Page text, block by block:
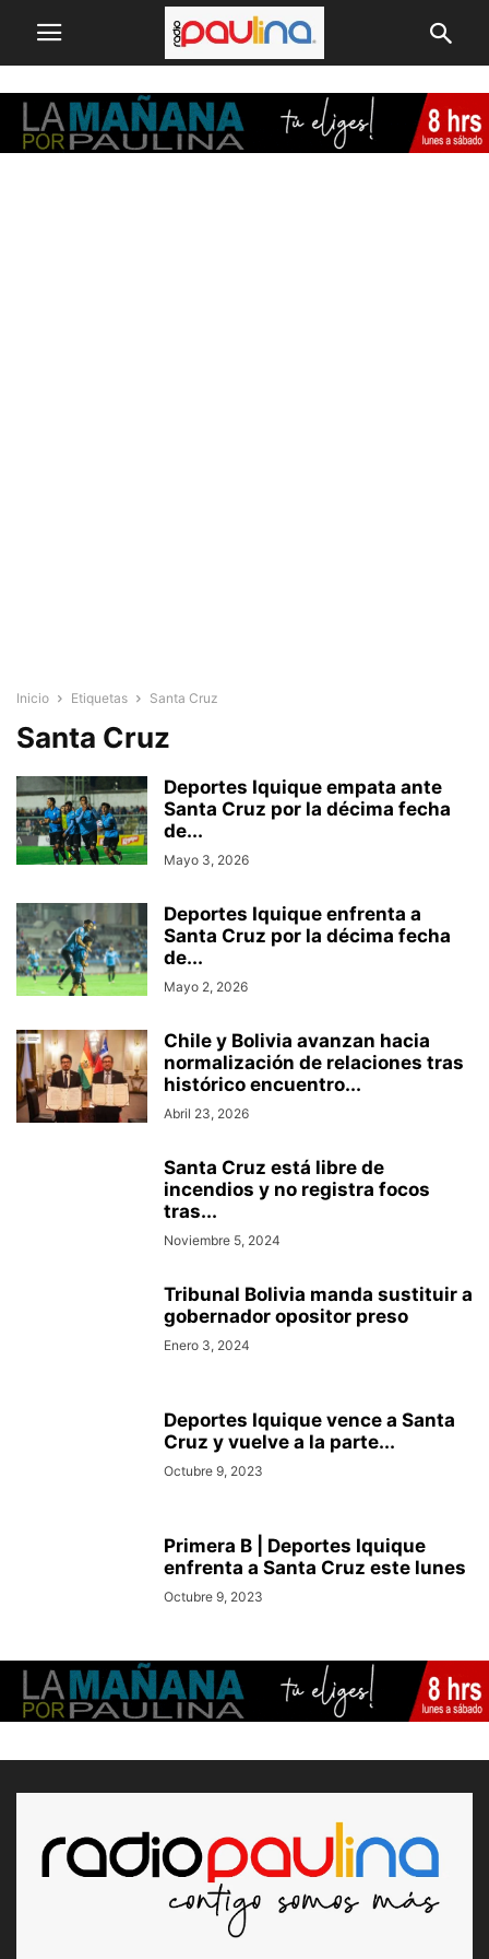
Inicio Etiquetas Santa Cruz
Santa Cruz
Deportes Iquique empata ante
Santa Cruz por la décima fecha
de...
Mayo 3, 2026
Deportes Iquique enfrenta a
Santa Cruz por la décima fecha
de...
Mayo 2, 2026
Chile y Bolivia avanzan hacia
normalización de relaciones tras
histórico encuentro...
Abril 23, 2026
Santa Cruz está libre de
incendios y no registra focos
tras...
Noviembre 5, 2024
Tribunal Bolivia manda sustituir a
gobernador opositor preso
Enero 3, 2024
Deportes Iquique vence a Santa
Cruz y vuelve a la parte...
Octubre 9, 2023
Primera B | Deportes Iquique
enfrenta a Santa Cruz este lunes
Octubre 9, 2023